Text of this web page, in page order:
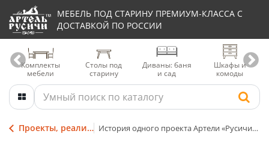
МЕБЕЛЬ ПОД СТАРИНУ ПРЕМИУМ-КЛАССА С
ДОСТАВКОЙ ПО РОССИИ
Комплекты
мебели
Столы под
старину
Диваны: баня
и сад
Шкафы и
комоды
Проекты, реализованные мастерами столярной Артели История одного проекта Артели «Русичи». Дилижанс и другие изделия под старину для Музея Льва Толстого в г. Железноводске